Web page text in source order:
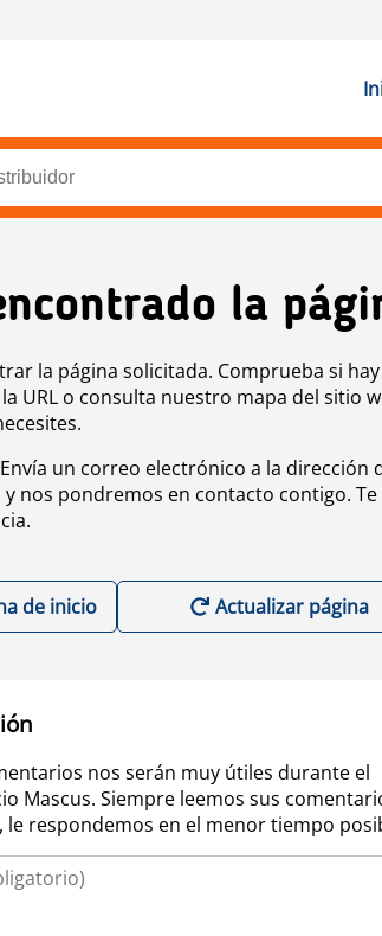
la
la página solicitada. Comprueba si hay
URL o consulta nuestro mapa del sitio
un correo electrónico a la dirección
nos pondremos en contacto contigo. Te
de inicio Actualizar página
nos serán muy útiles durante el
Mascus. Siempre leemos sus
le respondemos en el menor tiempo